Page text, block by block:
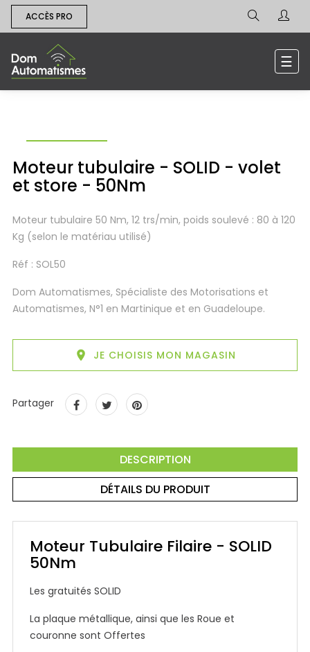
ACCÈS PRO
la
☰
Moteur tubulaire - SOLID - volet
et store - 50Nm
Moteur tubulaire 50 Nm, 12 trs/min, poids soulevé : 80 à 120
Kg (selon le matériau utilisé)
Réf : SOL50
Dom Automatismes, Spécialiste des Motorisations et
Automatismes, N°1 en Martinique et en Guadeloupe.
 JE CHOISIS MON MAGASIN
Partager
DESCRIPTION
DÉTAILS DU PRODUIT
Moteur Tubulaire Filaire - SOLID
50Nm
Les gratuités SOLID
La plaque métallique, ainsi que les Roue et
couronne sont Offertes